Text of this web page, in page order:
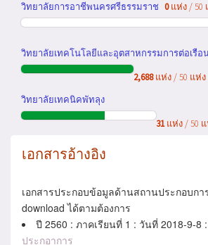
วิทยาลัยการอาชีพนครศรีธรรมราช 0แห่ง / 50
วิทยาลัยเทคโนโลยีและอุตสาหกรรมการต่อเรือ
2,688แห่ง / 50 แห่ง
วิทยาลัยเทคนิคพัทลุง
31แห่ง / 50
เอกสารอ้างอิง
เอกสารประกอบข้อมูลด้านสถานประกอบก
download ได้ตามต้องการ
ปี 2560 : ภาคเรียนที่ 1 : วันที่ 2018-9-8
ประกอาการ